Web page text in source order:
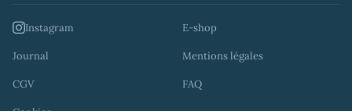
Instagram E-shop
Journal Mentions légales
CGV FAQ